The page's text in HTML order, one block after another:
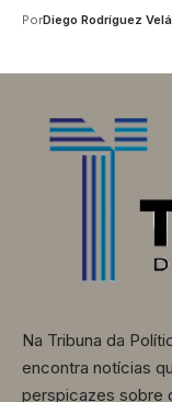
PorDiego Rodríguez
Na Tribuna da
encontra notícias
perspicazes sobre